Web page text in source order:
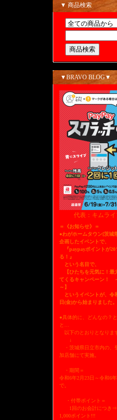
▼ 商品検索
▼BRAVO BLOG▼
代表：キムライ
＝《お知らせ》＝
●わがホームタウン[茨城
企画したイベントで、
『paypayポイントが20
る！』
という名目で、
【ひたちを元気に！最
てくるキャンペーン！
～】
というイベントが、令
日(金)から始まりました。
●具体的に、どんなの？
と…
以下のとおりとなりま
↓
・茨城県日立市内の、
加店舗にて実施。
・期間＝
令和6年2月23日～令和6
で。
・付帯ポイント＝
1回のお会計につき
1,000ポイント!!!